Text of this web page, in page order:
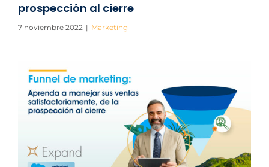
prospección al cierre
7 noviembre 2022 | Marketing